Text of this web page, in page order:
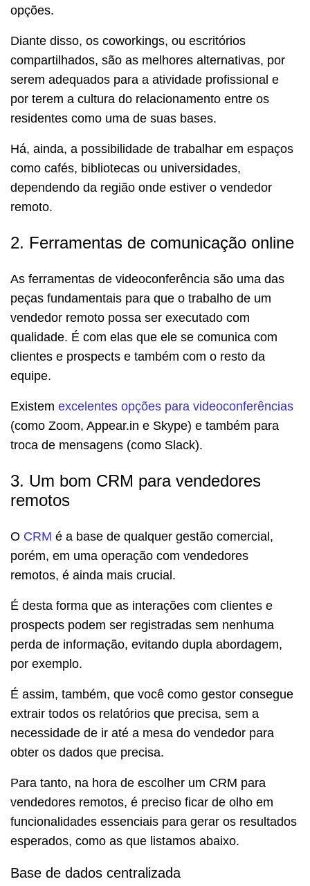
opções.
Diante disso, os coworkings, ou escritórios
compartilhados, são as melhores alternativas, por
serem adequados para a atividade profissional e
por terem a cultura do relacionamento entre os
residentes como uma de suas bases.
Há, ainda, a possibilidade de trabalhar em espaços
como cafés, bibliotecas ou universidades,
dependendo da região onde estiver o vendedor
remoto.
2. Ferramentas de comunicação online
As ferramentas de videoconferência são uma das
peças fundamentais para que o trabalho de um
vendedor remoto possa ser executado com
qualidade. É com elas que ele se comunica com
clientes e prospects e também com o resto da
equipe.
Existem excelentes opções para videoconferências
(como Zoom, Appear.in e Skype) e também para
troca de mensagens (como Slack).
3. Um bom CRM para vendedores
remotos
O CRM é a base de qualquer gestão comercial,
porém, em uma operação com vendedores
remotos, é ainda mais crucial.
É desta forma que as interações com clientes e
prospects podem ser registradas sem nenhuma
perda de informação, evitando dupla abordagem,
por exemplo.
É assim, também, que você como gestor consegue
extrair todos os relatórios que precisa, sem a
necessidade de ir até a mesa do vendedor para
obter os dados que precisa.
Para tanto, na hora de escolher um CRM para
vendedores remotos, é preciso ficar de olho em
funcionalidades essenciais para gerar os resultados
esperados, como as que listamos abaixo.
Base de dados centralizada